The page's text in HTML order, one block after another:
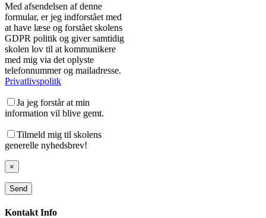
Med afsendelsen af denne
formular, er jeg indforstået med
at have læse og forstået skolens
GDPR politik og giver samtidig
skolen lov til at kommunikere
med mig via det oplyste
telefonnummer og mailadresse.
Privatlivspolitk
Ja jeg forstår at min
information vil blive gemt.
Tilmeld mig til skolens
generelle nyhedsbrev!
×
Kontakt Info